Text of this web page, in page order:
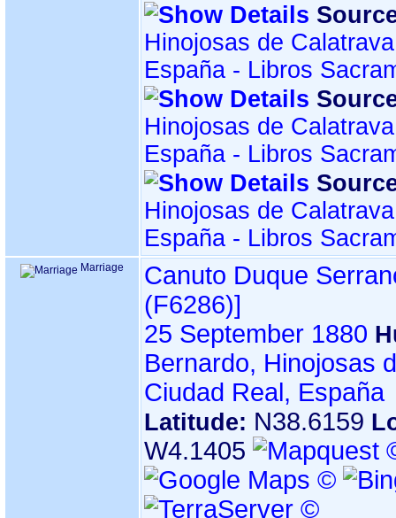
Hinojosas de
España - Libros
Hinojosas de
España - Libros
Hinojosas de
España - Libros
Marriage
Canuto Duque
‎(F6286)‎‎]
25 September 1880
Bernardo, Hinojosas
Ciudad Real, España
Latitude: N38.6159
W4.1405